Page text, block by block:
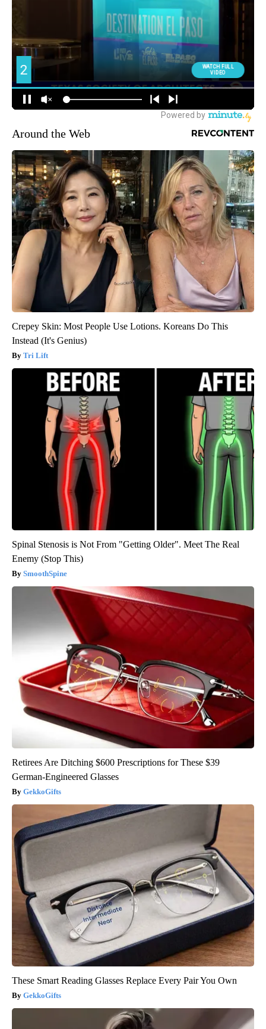
Around the Web
Crepey Skin: Most People Use Lotions. Koreans Do This
Instead (It's Genius)
Tri Lift
Spinal Stenosis is Not From "Getting Older". Meet The Real
Enemy (Stop This)
SmoothSpine
Retirees Are Ditching $600 Prescriptions for These $39
German-Engineered Glasses
GekkoGifts
These Smart Reading Glasses Replace Every Pair You Own
GekkoGifts